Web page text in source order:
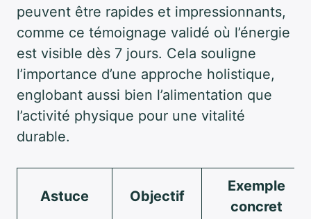
peuvent être rapides et impressionnants,
comme ce témoignage validé où l’énergie
est visible dès 7 jours. Cela souligne
l’importance d’une approche holistique,
englobant aussi bien l’alimentation que
l’activité physique pour une vitalité
durable.
Astuce Objectif
Exemple
concret